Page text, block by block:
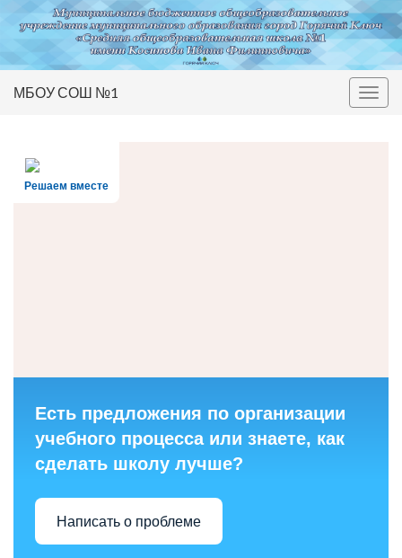
Вкл/
МБОУ СОШ №1
Решаем вместе
Есть предложения по организации
учебного процесса или знаете, как
сделать школу лучше?
Написать о проблеме